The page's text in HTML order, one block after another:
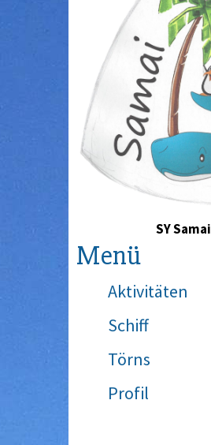
SY Samai
Menü
Aktivitäten
Schiff
Törns
Profil